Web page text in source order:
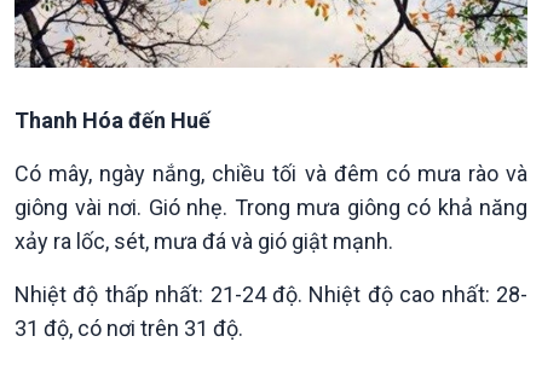
Dòng chảy Kinh tế
Sức sống hàng Việt
Tuyên chiến với gian lận
Mùa vàng
Biển đảo Việt Nam
Nam
Thanh Hóa đến Huế
Có mây, ngày nắng, chiều tối và đêm có mưa rào và
giông vài nơi. Gió nhẹ. Trong mưa giông có khả năng
xảy ra lốc, sét, mưa đá và gió giật mạnh.
Nhiệt độ thấp nhất: 21-24 độ. Nhiệt độ cao nhất: 28-
31 độ, có nơi trên 31 độ.